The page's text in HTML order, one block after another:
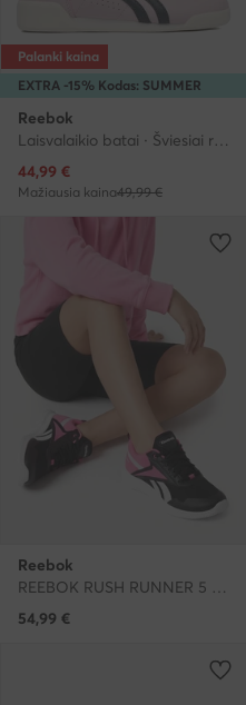
EXTRA -15% Kodas: SUMMER
Palanki kaina
Reebok
Laisvalaikio batai · Šviesiai rožinė
Dabartinė kaina
44,99 €
Mažiausia kaina49,99 €
Reebok
REEBOK RUSH RUNNER 5 IF7925 · Bėgimo batai
54,99 €